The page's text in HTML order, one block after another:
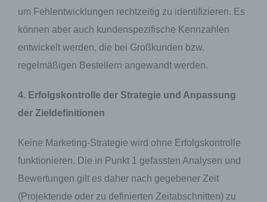
um Fehlentwicklungen rechtzeitig zu identifizieren. Es
können aber auch kundenspezifische Kennzahlen
entwickelt werden, die bei Großkunden bzw.
regelmäßigen Bestellern angewandt werden.
4. Erfolgskontrolle der Strategie und Anpassung
der Zieldefinitionen
Keine Marketing-Strategie wird ohne Erfolgskontrolle
funktionieren. Die in Punkt 1 gefassten Analysen und
Bewertungen gilt es daher nach gegebener Zeit
(Projektende oder zu definierten Zeitabschnitten) zu
Dr. Bastian Atzger
Die Internetseiten verwenden teilweise so
genannte Cookies, LocalStorage und
nutzerfreundlicher, effektiver und sicherer zu
eine Technologie, mit welcher ihr Browser Daten
auf Ihrem Computer oder mobilen Gerät
abspeichert. Cookies sind Textdateien, welche
über einen Internetbrowser auf einem